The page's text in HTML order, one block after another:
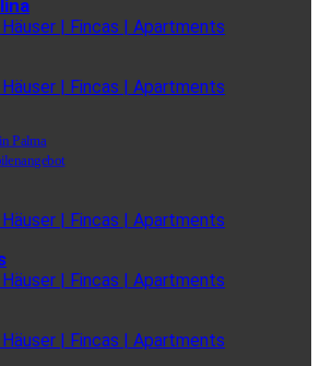
| Fincas | Apartments
| Fincas | Apartments
Palma
| Fincas | Apartments
| Fincas | Apartments
| Fincas | Apartments